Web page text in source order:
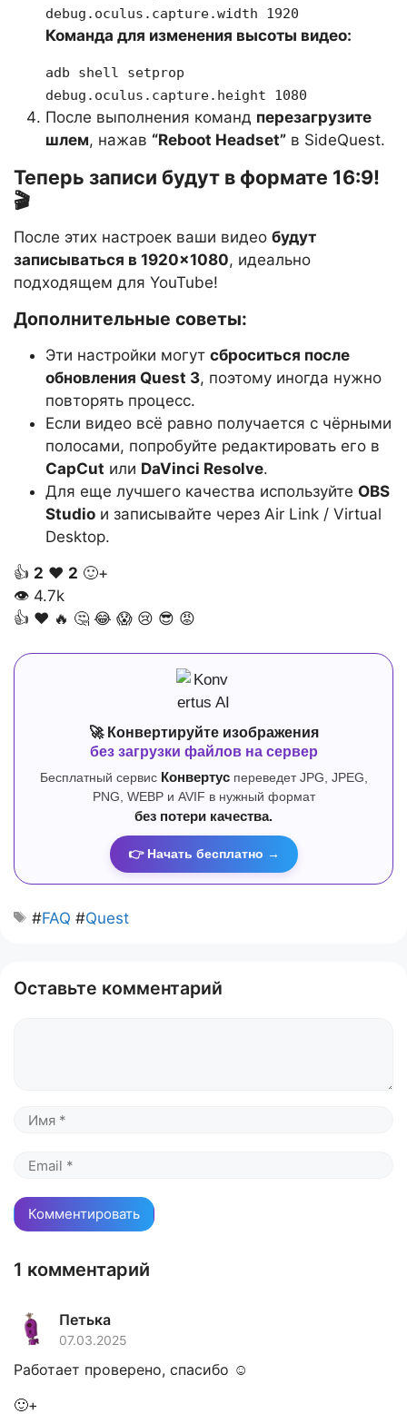
debug.oculus.capture.width 1920
Команда для изменения высоты видео:
adb shell setprop
debug.oculus.capture.height 1080
После выполнения команд перезагрузите
шлем, нажав “Reboot Headset” в SideQuest.
Теперь записи будут в формате 16:9!
🎬
После этих настроек ваши видео будут
записываться в 1920×1080, идеально
подходящем для YouTube!
Дополнительные советы:
Эти настройки могут сброситься после
обновления Quest 3, поэтому иногда нужно
повторять процесс.
Если видео всё равно получается с чёрными
полосами, попробуйте редактировать его в
CapCut или DaVinci Resolve.
Для еще лучшего качества используйте OBS
Studio и записывайте через Air Link / Virtual
Desktop.
👍 2 ❤️ 2 🙂+
👁 4.7k
👍 ❤️ 🔥 🤔 😂 😱 😢 😎 😡
🚀 Конвертируйте изображения
без загрузки файлов на сервер
Бесплатный сервис Конвертуспереведет JPG, JPEG,
PNG, WEBP и AVIF в нужный формат
без потери качества.
👉 Начать бесплатно →
#FAQ #Quest
1 комментарий
Петька
07.03.2025
Работает проверено, спасибо ☺️
🙂+
Оставьте комментарий
Имя
Email